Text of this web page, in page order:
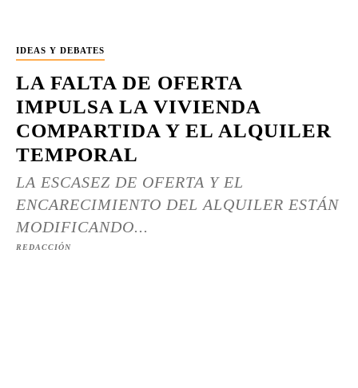
IDEAS Y DEBATES
LA FALTA DE OFERTA
IMPULSA LA VIVIENDA
COMPARTIDA Y EL ALQUILER
TEMPORAL
LA ESCASEZ DE OFERTA Y EL
ENCARECIMIENTO DEL ALQUILER ESTÁN
MODIFICANDO...
REDACCIÓN